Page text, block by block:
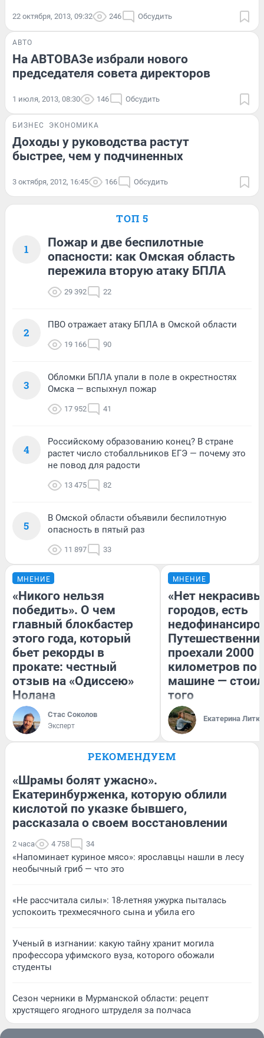
22 октября, 2013, 09:32 246 Обсудить
АВТО
На АВТОВАЗе избрали нового
председателя совета директоров
1 июля, 2013, 08:30 146 Обсудить
БИЗНЕС ЭКОНОМИКА
Доходы у руководства растут
быстрее, чем у подчиненных
3 октября, 2012, 16:45 166 Обсудить
ТОП 5
1
Пожар и две беспилотные
опасности: как Омская область
пережила вторую атаку БПЛА
29 392 22
2
ПВО отражает атаку БПЛА в Омской области
19 166 90
3
Обломки БПЛА упали в поле в окрестностях
Омска — вспыхнул пожар
17 952 41
4
Российскому образованию конец? В стране
растет число стобалльников ЕГЭ — почему это
не повод для радости
13 475 82
5
В Омской области объявили беспилотную
опасность в пятый раз
11 897 33
МНЕНИЕ
«Никого нельзя
победить». О чем
главный блокбастер
этого года, который
бьет рекорды в
прокате: честный
отзыв на «Одиссею»
Нолана
Стас Соколов
Эксперт
МНЕНИЕ
«Нет
городов, есть
проехали 2000
километров по
машине —
того
Екатерина
РЕКОМЕНДУЕМ
«Шрамы болят ужасно».
Екатеринбурженка, которую облили
кислотой по указке бывшего,
рассказала о своем восстановлении
2 часа 4 758 34
«Напоминает куриное мясо»: ярославцы нашли в лесу
необычный гриб — что это
«Не рассчитала силы»: 18-летняя ужурка пыталась
успокоить трехмесячного сына и убила его
Ученый в изгнании: какую тайну хранит могила
профессора уфимского вуза, которого обожали
студенты
Сезон черники в Мурманской области: рецепт
хрустящего ягодного штруделя за полчаса